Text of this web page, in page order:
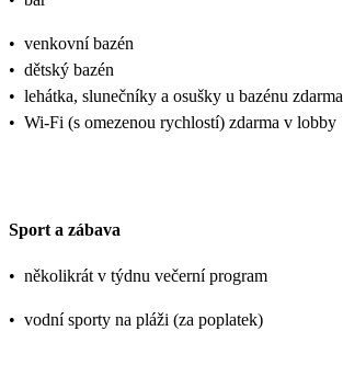
• venkovní bazén
• dětský bazén
• lehátka, slunečníky a osušky u bazénu zdarma
• Wi-Fi (s omezenou rychlostí) zdarma v lobby
Sport a zábava
• několikrát v týdnu večerní program
• vodní sporty na pláži (za poplatek)